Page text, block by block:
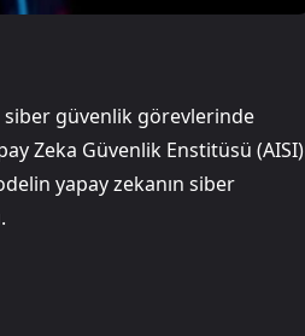
siber güvenlik görevlerinde
Zeka Güvenlik Enstitüsü (AISI)
yapay zekanın siber